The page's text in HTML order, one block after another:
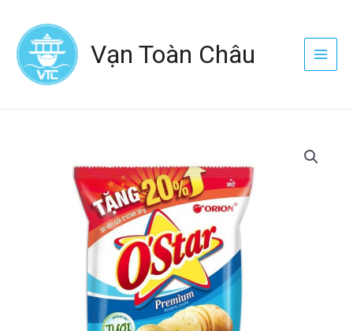
dung
Vạn Toàn Châu
Menu